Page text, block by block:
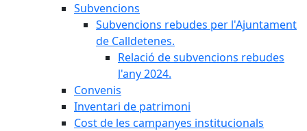
Subvencions
Subvencions rebudes per l'Ajuntament
de Calldetenes.
Relació de subvencions rebudes
l'any 2024.
Convenis
Inventari de patrimoni
Cost de les campanyes institucionals